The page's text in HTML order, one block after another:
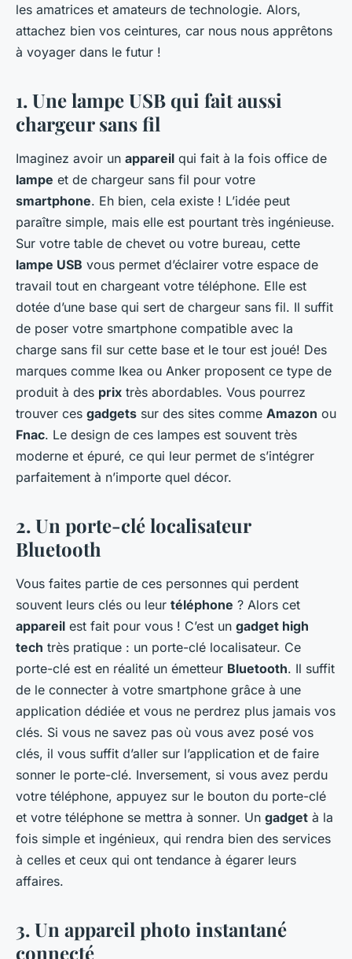
les amatrices et amateurs de technologie. Alors,
attachez bien vos ceintures, car nous nous apprêtons
à voyager dans le futur !
1. Une lampe USB qui fait aussi
chargeur sans fil
Imaginez avoir un appareil qui fait à la fois office de
lampe et de chargeur sans fil pour votre
smartphone. Eh bien, cela existe ! L’idée peut
paraître simple, mais elle est pourtant très ingénieuse.
Sur votre table de chevet ou votre bureau, cette
lampe USB vous permet d’éclairer votre espace de
travail tout en chargeant votre téléphone. Elle est
dotée d’une base qui sert de chargeur sans fil. Il suffit
de poser votre smartphone compatible avec la
charge sans fil sur cette base et le tour est joué! Des
marques comme Ikea ou Anker proposent ce type de
produit à des prix très abordables. Vous pourrez
trouver ces gadgets sur des sites comme Amazon ou
Fnac. Le design de ces lampes est souvent très
moderne et épuré, ce qui leur permet de s’intégrer
parfaitement à n’importe quel décor.
2. Un porte-clé localisateur
Bluetooth
Vous faites partie de ces personnes qui perdent
souvent leurs clés ou leur téléphone ? Alors cet
appareil est fait pour vous ! C’est un gadget high
tech très pratique : un porte-clé localisateur. Ce
porte-clé est en réalité un émetteur Bluetooth. Il suffit
de le connecter à votre smartphone grâce à une
application dédiée et vous ne perdrez plus jamais vos
clés. Si vous ne savez pas où vous avez posé vos
clés, il vous suffit d’aller sur l’application et de faire
sonner le porte-clé. Inversement, si vous avez perdu
votre téléphone, appuyez sur le bouton du porte-clé
et votre téléphone se mettra à sonner. Un gadget à la
fois simple et ingénieux, qui rendra bien des services
à celles et ceux qui ont tendance à égarer leurs
affaires.
3. Un appareil photo instantané
connecté